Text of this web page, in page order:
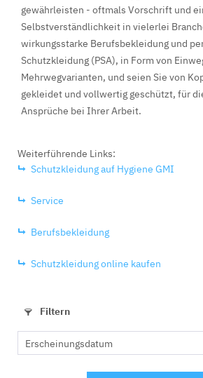
gewährleisten - oftmals Vorschrift und
Selbstverständlichkeit in vielerlei
wirkungsstarke Berufsbekleidung und
Schutzkleidung (PSA), in Form von
Mehrwegvarianten, und seien Sie von
gekleidet und vollwertig geschützt, für
Ansprüche bei Ihrer Arbeit.
Weiterführende Links:
Schutzkleidung auf Hygiene GMI
Service
Berufsbekleidung
Schutzkleidung online kaufen
Filtern